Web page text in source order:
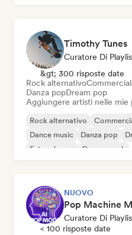
Timothy Tunes
Curatore Di
&gt; 300 risposte date
Rock alternativo
Danza popDream pop
Aggiungere artisti nelle mie
Rock alternativo
Dance music
Danza pop
Future house
Garage rock
NUOVO
Curatore Di
< 100 risposte date